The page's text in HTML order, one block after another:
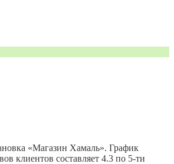
«Магазин Хамаль». График
клиентов составляет 4.3 по 5-ти